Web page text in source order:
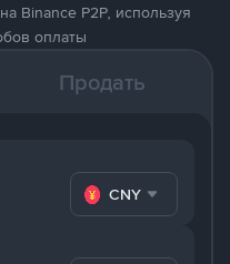
Binance P2P, используя
оплаты
Продать
CNY